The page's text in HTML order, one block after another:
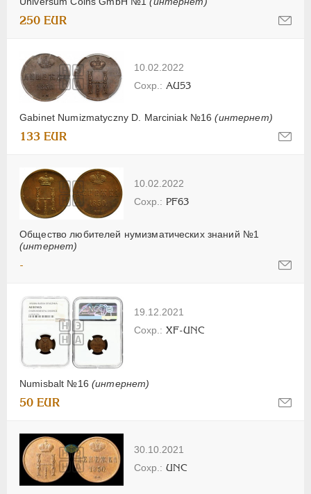
250 EUR
10.02.2022
Gabinet Numizmatyczny D. Marciniak №16(интернет)
AU53
133 EUR
10.02.2022
Общество любителей нумизматических знаний №1
(интернет)
PF63
-
19.12.2021
Numisbalt №16 (интернет)
XF-UNC
50 EUR
30.10.2021
UNC